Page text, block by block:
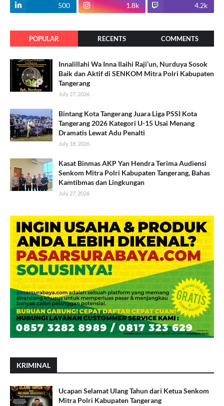
500 1.8k 4.2k
POPULAR RECENTS COMMENTS
Innalillahi Wa Inna Ilaihi Raji’un, Nurduya Sosok
Baik dan Aktif di SENKOM Mitra Polri Kabupaten
Tangerang
July 27, 2026
Bintang Kota Tangerang Juara Liga PSSI Kota
Tangerang 2026 Kategori U-15 Usai Menang
Dramatis Lewat Adu Penalti
July 18, 2026
Kasat Binmas AKP Yan Hendra Terima Audiensi
Senkom Mitra Polri Kabupaten Tangerang, Bahas
Kamtibmas dan Lingkungan
July 27, 2026
KRIMINAL
Ucapan Selamat Ulang Tahun dari Ketua Senkom
Mitra Polri Kabupaten Tangerang